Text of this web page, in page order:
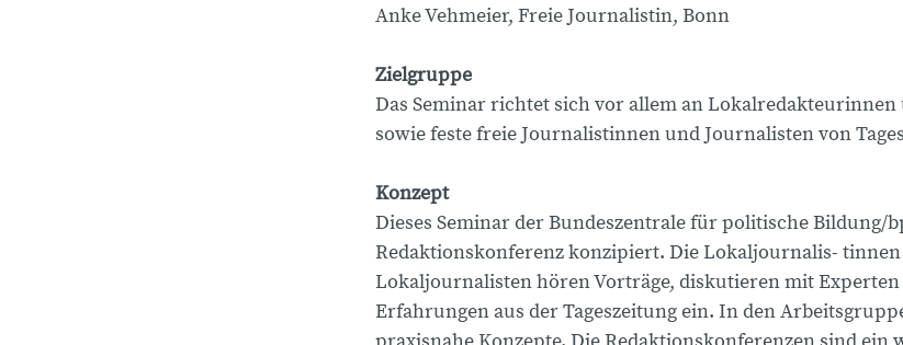
Anke Vehmeier, Freie Journalistin, Bonn
Zielgruppe
Das Seminar richtet sich vor allem an
sowie feste freie Journalistinnen und Journalisten von
Konzept
Dieses Seminar der Bundeszentrale für politische Bildung/
Redaktionskonferenz konzipiert. Die Lokaljournalis-
Lokaljournalisten hören Vorträge, diskutieren mit
Erfahrungen aus der Tageszeitung ein. In den